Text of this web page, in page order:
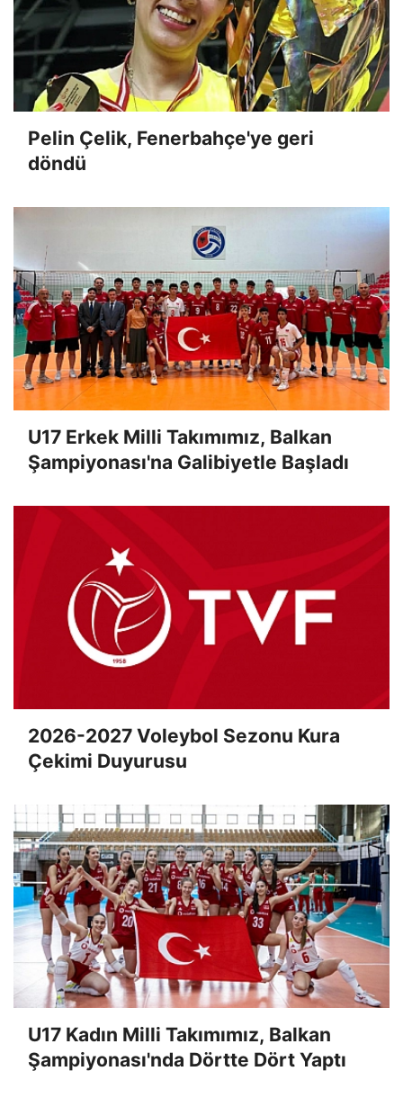
Pelin Çelik, Fenerbahçe'ye geri
döndü
U17 Erkek Milli Takımımız, Balkan
Şampiyonası'na Galibiyetle Başladı
2026-2027 Voleybol Sezonu Kura
Çekimi Duyurusu
U17 Kadın Milli Takımımız, Balkan
Şampiyonası'nda Dörtte Dört Yaptı